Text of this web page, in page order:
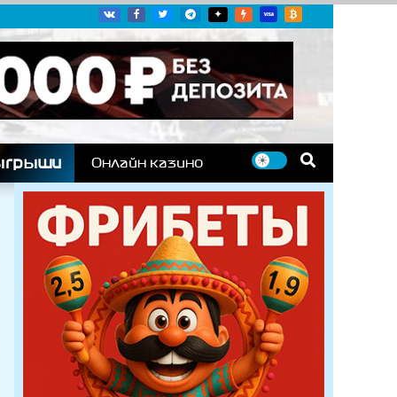
гоночных серий
Онлайн казино